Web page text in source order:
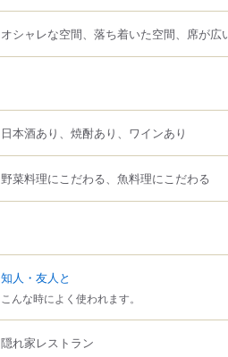
オシャレな空間、落ち着いた空間、席が広
日本酒あり、焼酎あり、ワインあり
野菜料理にこだわる、魚料理にこだわる
知人・友人と
こんな時によく使われます。
隠れ家レストラン